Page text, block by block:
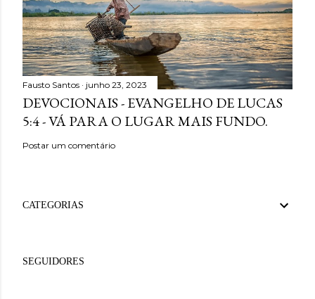
Fausto Santos junho 23, 2023
DEVOCIONAIS - EVANGELHO DE LUCAS
5:4 - VÁ PARA O LUGAR MAIS FUNDO.
Postar um comentário
CATEGORIAS
SEGUIDORES